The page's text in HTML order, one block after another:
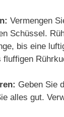
Vermengen
Schüssel.
bis eine
Geben Sie
alles gut.